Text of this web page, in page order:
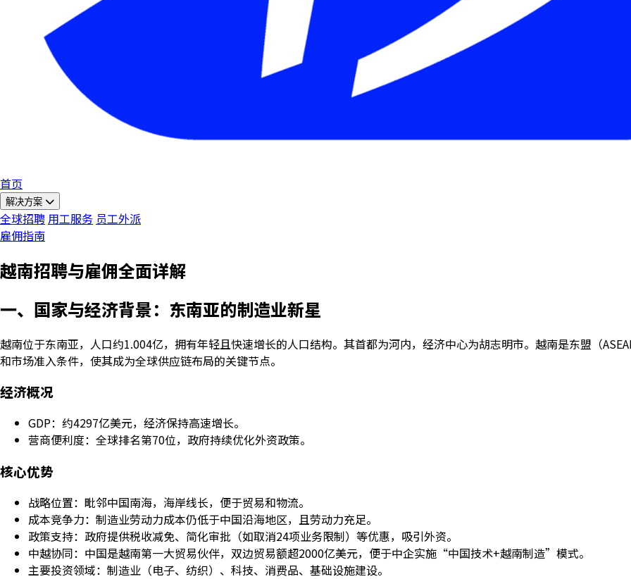
首页
解决方案
全球招聘 用工服务 员工外派
雇佣指南
越南招聘与雇佣全面详解
一、国家与经济背景：东南亚的制造业新星
越南位于东南亚，人口约1.004亿，拥有年轻且快速增长的人口结构。其首都为河内，经济中心为胡志明市。越南是东盟（
和市场准入条件，使其成为全球供应链布局的关键节点。
经济概况
GDP：约4297亿美元，经济保持高速增长。
营商便利度：全球排名第70位，政府持续优化外资政策。
核心优势
战略位置：毗邻中国南海，海岸线长，便于贸易和物流。
成本竞争力：制造业劳动力成本仍低于中国沿海地区，且劳动力充足。
政策支持：政府提供税收减免、简化审批（如取消24项业务限制）等优惠，吸引外资。
中越协同：中国是越南第一大贸易伙伴，双边贸易额超2000亿美元，便于中企实施“中国技术+越南制造”模式。
主要投资领域：制造业（电子、纺织）、科技、消费品、基础设施建设。